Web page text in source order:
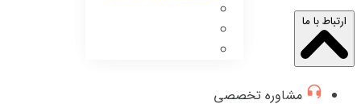
ارتباط با ما
مشاوره تخصصی